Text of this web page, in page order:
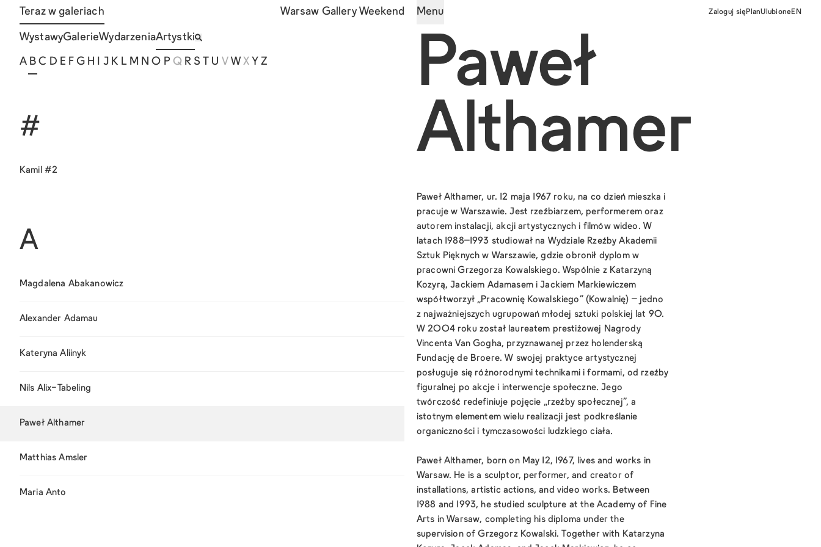
Teraz w galeriach Warsaw Gallery Weekend Menu Zaloguj się PlanUlubione EN
WystawyGalerieWydarzeniaArtystki
A B C D E F G H J K L M N O P Q R S U V W X Y Z
#
Kamil #2
A
Magdalena Abakanowicz
Alexander Adamau
Kateryna Aliinyk
Nils Alix-Tabeling
Paweł Althamer
Matthias Amsler
Maria Anto
Paweł
Althamer
Paweł Althamer, ur. 12 maja 1967 roku, na co dzień mieszka i
pracuje w Warszawie. Jest rzeźbiarzem, performerem oraz
autorem instalacji, akcji artystycznych i filmów wideo. W
latach 1988–1993 studiował na Wydziale Rzeźby Akademii
Sztuk Pięknych w Warszawie, gdzie obronił dyplom w
pracowni Grzegorza Kowalskiego. Wspólnie z Katarzyną
Kozyrą, Jackiem Adamasem i Jackiem Markiewiczem
współtworzył „Pracownię Kowalskiego” (Kowalnię) – jedno
z najważniejszych ugrupowań młodej sztuki polskiej lat 90.
W 2004 roku został laureatem prestiżowej Nagrody
Vincenta Van Gogha, przyznawanej przez holenderską
Fundację de Broere. W swojej praktyce artystycznej
posługuje się różnorodnymi technikami i formami, od rzeźby
figuralnej po akcje i interwencje społeczne. Jego
twórczość redefiniuje pojęcie „rzeźby społecznej”, a
istotnym elementem wielu realizacji jest podkreślanie
organiczności i tymczasowości ludzkiego ciała.
Paweł Althamer, born on May 12, 1967, lives and works in
Warsaw. He is a sculptor, performer, and creator of
installations, artistic actions, and video works. Between
1988 and 1993, he studied sculpture at the Academy of Fine
Arts in Warsaw, completing his diploma under the
supervision of Grzegorz Kowalski. Together with Katarzyna